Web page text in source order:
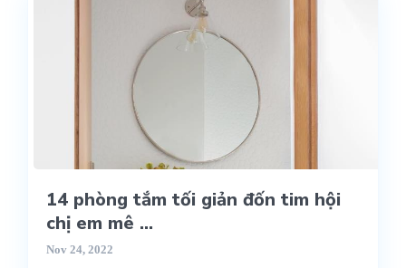
14 phòng tắm tối giản đốn tim hội
chị em mê ...
Nov 24, 2022